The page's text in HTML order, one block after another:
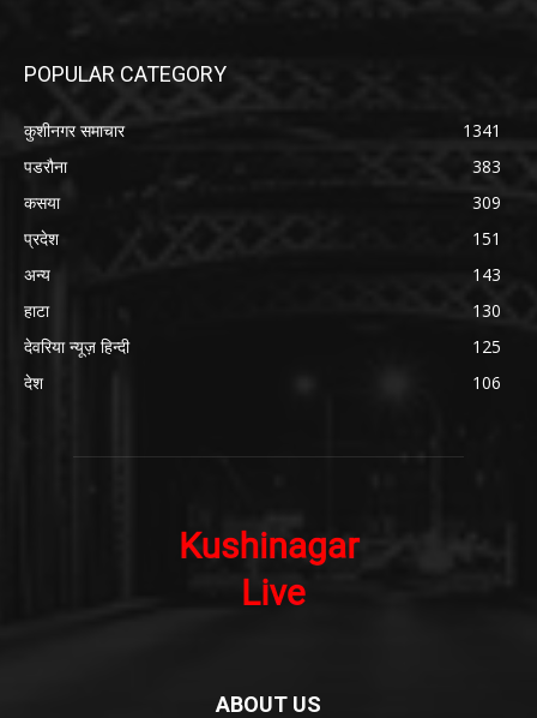
POPULAR CATEGORY
कुशीनगर समाचार
1341
पडरौना
383
कसया
309
प्रदेश
151
अन्य
143
हाटा
130
देवरिया न्यूज़ हिन्दी
125
देश
106
ABOUT US